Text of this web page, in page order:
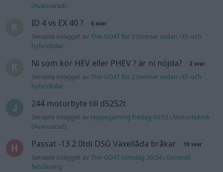
(Avancerad)
ID 4 vs EX 40 ? 6 svar
Senaste inlägget avThe-GOAT för 2 timmar sedan i El- och
hybridbilar
Ni som kör HEV eller PHEV ? är ni nöjda? 2 svar
Senaste inlägget avThe-GOAT för 2 timmar sedan i El- och
hybridbilar
244 motorbyte till d5252t
Senaste inlägget av Jeppegaming fredag 00:53 i Motorteknik
(Avancerad)
Passat -13 2.0tdi DSG Växellåda bråkar 10 svar
Senaste inlägget avThe-GOAT torsdag 20:54 i Generell
felsökning